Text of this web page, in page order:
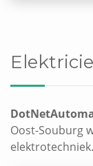
Oost-Souburg
elektrotechniek.